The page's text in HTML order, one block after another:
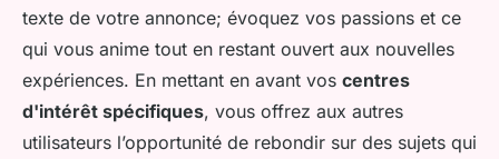
texte de votre annonce; évoquez vos passions et ce
qui vous anime tout en restant ouvert aux nouvelles
expériences. En mettant en avant vos centres
d'intérêt spécifiques, vous offrez aux autres
utilisateurs l’opportunité de rebondir sur des sujets qui